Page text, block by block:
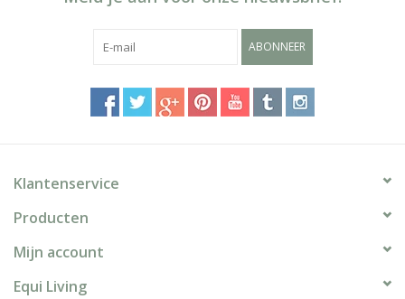
ABONNEER
Klantenservice
Producten
Mijn account
Equi Living